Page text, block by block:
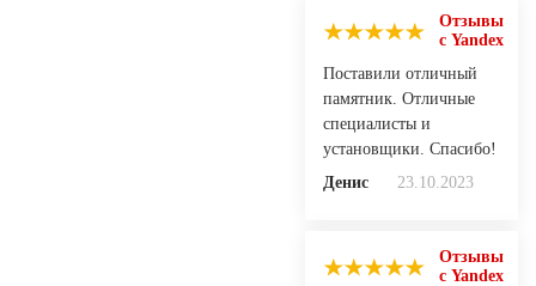
Отзывы
с Yandex
Поставили отличный
памятник. Отличные
специалисты и
установщики. Спасибо!
Денис
23.10.2023
Отзывы
с Yandex